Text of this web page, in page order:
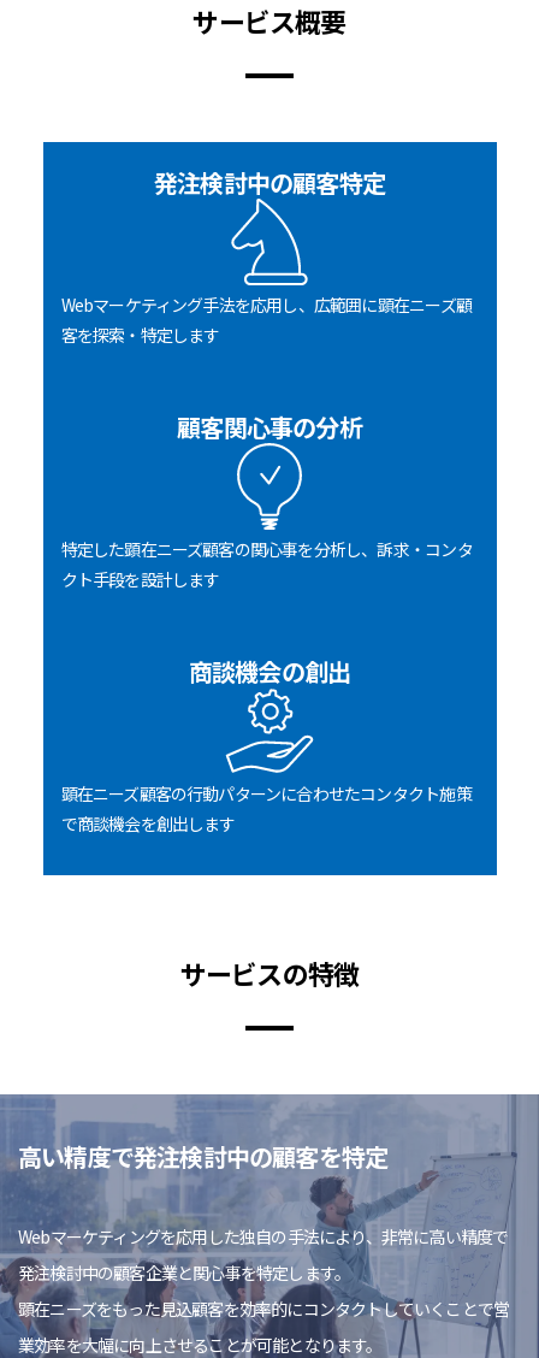
サービス概要
発注検討中の顧客特定
Webマーケティング手法を応用し、広範囲に顕在ニーズ顧
客を探索・特定します
顧客関心事の分析
特定した顕在ニーズ顧客の関心事を分析し、訴求・コンタ
クト手段を設計します
商談機会の創出
顕在ニーズ顧客の行動パターンに合わせたコンタクト施策
で商談機会を創出します
サービスの特徴
高い精度で発注検討中の顧客を特定
Webマーケティングを応用した独自の手法により、非常に高い精度で
発注検討中の顧客企業と関心事を特定します。
顕在ニーズをもった見込顧客を効率的にコンタクトしていくことで営
業効率を大幅に向上させることが可能となります。